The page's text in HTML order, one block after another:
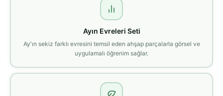
Ayın Evreleri Seti
Ay'ın sekiz farklı evresini temsil eden ahşap parçalarla görsel ve
uygulamalı öğrenim sağlar.